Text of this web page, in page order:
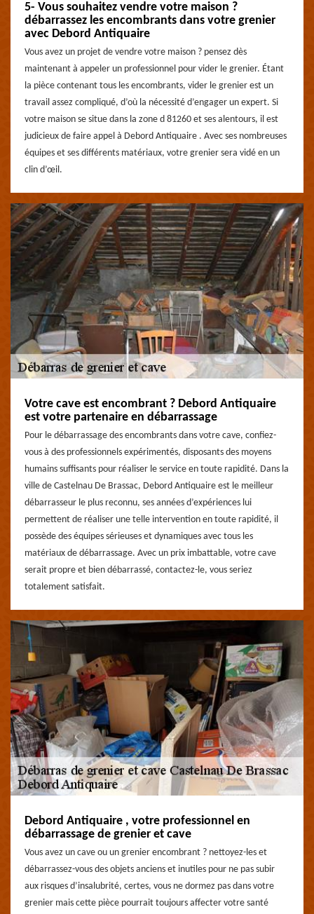
5- Vous souhaitez vendre votre maison ?
débarrassez les encombrants dans votre grenier
avec Debord Antiquaire
Vous avez un projet de vendre votre maison ? pensez dès
maintenant à appeler un professionnel pour vider le grenier. Étant
la pièce contenant tous les encombrants, vider le grenier est un
travail assez compliqué, d’où la nécessité d’engager un expert. Si
votre maison se situe dans la zone d 81260 et ses alentours, il est
judicieux de faire appel à Debord Antiquaire . Avec ses nombreuses
équipes et ses différents matériaux, votre grenier sera vidé en un
clin d’œil.
Votre cave est encombrant ? Debord Antiquaire
est votre partenaire en débarrassage
Pour le débarrassage des encombrants dans votre cave, confiez-
vous à des professionnels expérimentés, disposants des moyens
humains suffisants pour réaliser le service en toute rapidité. Dans la
ville de Castelnau De Brassac, Debord Antiquaire est le meilleur
débarrasseur le plus reconnu, ses années d’expériences lui
permettent de réaliser une telle intervention en toute rapidité, il
possède des équipes sérieuses et dynamiques avec tous les
matériaux de débarrassage. Avec un prix imbattable, votre cave
serait propre et bien débarrassé, contactez-le, vous seriez
totalement satisfait.
Debord Antiquaire , votre professionnel en
débarrassage de grenier et cave
Vous avez un cave ou un grenier encombrant ? nettoyez-les et
débarrassez-vous des objets anciens et inutiles pour ne pas subir
aux risques d’insalubrité, certes, vous ne dormez pas dans votre
grenier mais cette pièce pourrait toujours affecter votre santé